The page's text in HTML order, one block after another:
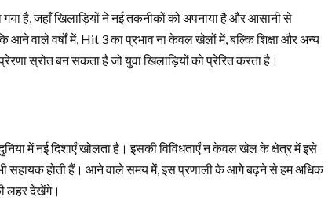
है, जहाँ खिलाड़ियों ने नई तकनीकों को अपनाया है और आसानी से
आने वाले वर्षों में, Hit 3 का प्रभाव ना केवल खेलों में, बल्कि शिक्षा और अन्य
स्रोत बन सकता है जो युवा खिलाड़ियों को प्रेरित करता है।
में नई दिशाएँ खोलता है। इसकी विविधताएँ न केवल खेल के क्षेत्र में इसे
सहायक होती हैं। आने वाले समय में, इस प्रणाली के आगे बढ़ने से हम अधिक
लहर देखेंगे।